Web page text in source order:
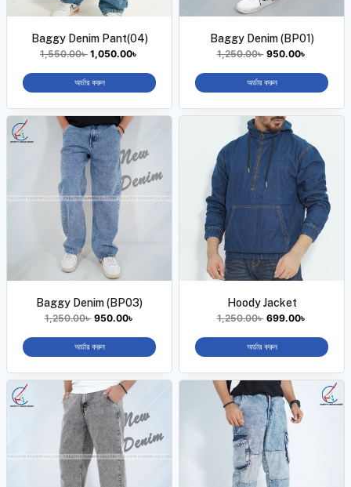
Baggy Denim Pant(04)
1,550.00৳ 1,050.00৳
অর্ডার করুন
Baggy Denim (BP01)
1,250.00৳ 950.00৳
অর্ডার করুন
Baggy Denim (BP03)
1,250.00৳ 950.00৳
অর্ডার করুন
Hoody Jacket
1,250.00৳ 699.00৳
অর্ডার করুন